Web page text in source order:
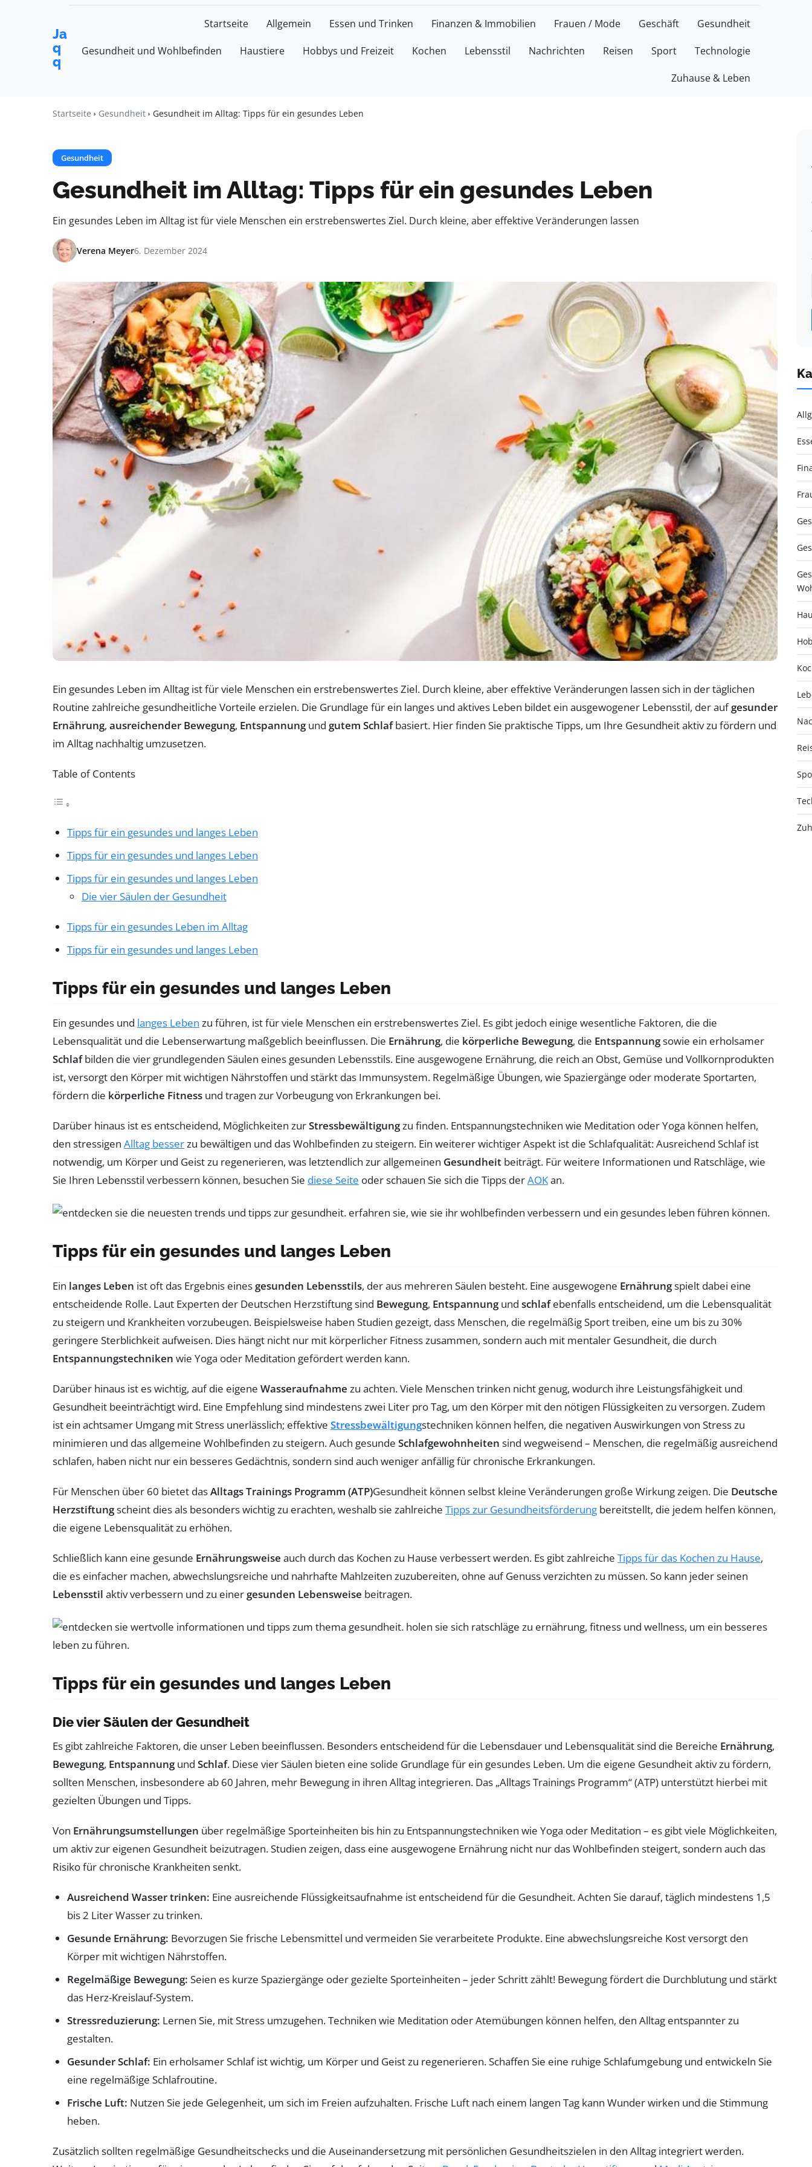
Ja
q
q
Startseite Allgemein Essen und Trinken Finanzen & Immobilien Frauen / Mode Geschäft Gesundheit
Gesundheit und Wohlbefinden Haustiere Hobbys und Freizeit Kochen Lebensstil Nachrichten Reisen Sport Technologie
Zuhause & Leben
Startseite Gesundheit Gesundheit im Alltag: Tipps für ein gesundes Leben
Gesundheit
Gesundheit im Alltag: Tipps für ein gesundes Leben
Ein gesundes Leben im Alltag ist für viele Menschen ein erstrebenswertes Ziel. Durch kleine, aber effektive Veränderungen lassen
Verena Meyer6. Dezember 2024
Ein gesundes Leben im Alltag ist für viele Menschen ein erstrebenswertes Ziel. Durch kleine, aber effektive Veränderungen lassen sich in der täglichen
Routine zahlreiche gesundheitliche Vorteile erzielen. Die Grundlage für ein langes und aktives Leben bildet ein ausgewogener Lebensstil, der aufgesunder
Ernährung, ausreichender Bewegung, Entspannungund gutem Schlafbasiert. Hier finden Sie praktische Tipps, um Ihre Gesundheit aktiv zu fördern und
im Alltag nachhaltig umzusetzen.
Table of Contents
Tipps für ein gesundes und langes Leben
Tipps für ein gesundes und langes Leben
Tipps für ein gesundes und langes Leben
Die vier Säulen der Gesundheit
Tipps für ein gesundes Leben im Alltag
Tipps für ein gesundes und langes Leben
Tipps für ein gesundes und langes Leben
Ein gesundes und langes Leben zu führen, ist für viele Menschen ein erstrebenswertes Ziel. Es gibt jedoch einige wesentliche Faktoren, die die
Lebensqualität und die Lebenserwartung maßgeblich beeinflussen. Die Ernährung, die körperliche Bewegung, die Entspannungsowie ein erholsamer
Schlafbilden die vier grundlegenden Säulen eines gesunden Lebensstils. Eine ausgewogene Ernährung, die reich an Obst, Gemüse und Vollkornprodukten
ist, versorgt den Körper mit wichtigen Nährstoffen und stärkt das Immunsystem. Regelmäßige Übungen, wie Spaziergänge oder moderate Sportarten,
fördern die körperliche Fitness und tragen zur Vorbeugung von Erkrankungen bei.
Darüber hinaus ist es entscheidend, Möglichkeiten zurStressbewältigungzu finden. Entspannungstechniken wie Meditation oder Yoga können helfen,
den stressigen Alltag besserzu bewältigen und das Wohlbefinden zu steigern. Ein weiterer wichtiger Aspekt ist die Schlafqualität: Ausreichend Schlaf ist
notwendig, um Körper und Geist zu regenerieren, was letztendlich zur allgemeinen Gesundheit beiträgt. Für weitere Informationen und Ratschläge, wie
Sie Ihren Lebensstil verbessern können, besuchen Sie diese Seite oder schauen Sie sich die Tipps derAOKan.
Tipps für ein gesundes und langes Leben
Ein langes Leben ist oft das Ergebnis eines gesunden Lebensstils, der aus mehreren Säulen besteht. Eine ausgewogene Ernährungspielt dabei eine
entscheidende Rolle. Laut Experten der Deutschen Herzstiftung sind Bewegung, Entspannungund schlafebenfalls entscheidend, um die Lebensqualität
zu steigern und Krankheiten vorzubeugen. Beispielsweise haben Studien gezeigt, dass Menschen, die regelmäßig Sport treiben, eine um bis zu 30%
geringere Sterblichkeit aufweisen. Dies hängt nicht nur mit körperlicher Fitness zusammen, sondern auch mit mentaler Gesundheit, die durch
Entspannungstechniken wie Yoga oder Meditation gefördert werden kann.
Darüber hinaus ist es wichtig, auf die eigene Wasseraufnahme zu achten. Viele Menschen trinken nicht genug, wodurch ihre Leistungsfähigkeit und
Gesundheit beeinträchtigt wird. Eine Empfehlung sind mindestens zwei Liter pro Tag, um den Körper mit den nötigen Flüssigkeiten zu versorgen. Zudem
ist ein achtsamer Umgang mit Stress unerlässlich; effektive Stressbewältigungstechniken können helfen, die negativen Auswirkungen von Stress zu
minimieren und das allgemeine Wohlbefinden zu steigern. Auch gesunde Schlafgewohnheiten sind wegweisend – Menschen, die regelmäßig ausreichend
schlafen, haben nicht nur ein besseres Gedächtnis, sondern sind auch weniger anfällig für chronische Erkrankungen.
Für Menschen über 60 bietet dasAlltags Trainings Programm (ATP)Gesundheit können selbst kleine Veränderungen große Wirkung zeigen. Die Deutsche
Herzstiftungscheint dies als besonders wichtig zu erachten, weshalb sie zahlreiche Tipps zur Gesundheitsförderung bereitstellt, die jedem helfen können,
die eigene Lebensqualität zu erhöhen.
Schließlich kann eine gesunde Ernährungsweise auch durch das Kochen zu Hause verbessert werden. Es gibt zahlreiche Tipps für das Kochen zu Hause,
die es einfacher machen, abwechslungsreiche und nahrhafte Mahlzeiten zuzubereiten, ohne auf Genuss verzichten zu müssen. So kann jeder seinen
Lebensstil aktiv verbessern und zu einer gesunden Lebensweise beitragen.
Tipps für ein gesundes und langes Leben
Die vier Säulen der Gesundheit
Es gibt zahlreiche Faktoren, die unser Leben beeinflussen. Besonders entscheidend für die Lebensdauer und Lebensqualität sind die Bereiche Ernährung,
Bewegung, Entspannungund Schlaf. Diese vier Säulen bieten eine solide Grundlage für ein gesundes Leben. Um die eigene Gesundheit aktiv zu fördern,
sollten Menschen, insbesondere ab 60 Jahren, mehr Bewegung in ihren Alltag integrieren. Das „Alltags Trainings Programm“ (ATP) unterstützt hierbei mit
gezielten Übungen und Tipps.
Von Ernährungsumstellungen über regelmäßige Sporteinheiten bis hin zu Entspannungstechniken wie Yoga oder Meditation – es gibt viele Möglichkeiten,
um aktiv zur eigenen Gesundheit beizutragen. Studien zeigen, dass eine ausgewogene Ernährung nicht nur das Wohlbefinden steigert, sondern auch das
Risiko für chronische Krankheiten senkt.
Ausreichend Wasser trinken: Eine ausreichende Flüssigkeitsaufnahme ist entscheidend für die Gesundheit. Achten Sie darauf, täglich mindestens 1,5
bis 2 Liter Wasser zu trinken.
Gesunde Ernährung: Bevorzugen Sie frische Lebensmittel und vermeiden Sie verarbeitete Produkte. Eine abwechslungsreiche Kost versorgt den
Körper mit wichtigen Nährstoffen.
Regelmäßige Bewegung: Seien es kurze Spaziergänge oder gezielte Sporteinheiten – jeder Schritt zählt! Bewegung fördert die Durchblutung und stärkt
das Herz-Kreislauf-System.
Stressreduzierung: Lernen Sie, mit Stress umzugehen. Techniken wie Meditation oder Atemübungen können helfen, den Alltag entspannter zu
gestalten.
Gesunder Schlaf: Ein erholsamer Schlaf ist wichtig, um Körper und Geist zu regenerieren. Schaffen Sie eine ruhige Schlafumgebung und entwickeln Sie
eine regelmäßige Schlafroutine.
Frische Luft: Nutzen Sie jede Gelegenheit, um sich im Freien aufzuhalten. Frische Luft nach einem langen Tag kann Wunder wirken und die Stimmung
heben.
Zusätzlich sollten regelmäßige Gesundheitschecks und die Auseinandersetzung mit persönlichen Gesundheitszielen in den Alltag integriert werden.